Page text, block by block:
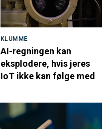
KLUMME
AI-regningen kan
eksplodere, hvis jeres
IoT ikke kan følge med